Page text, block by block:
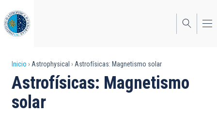
al
contenido
principal
Sobrescribir
enlaces
de
Inicio Astrophysical Astrofísicas: Magnetismo solar
Astrofísicas: Magnetismo
solar